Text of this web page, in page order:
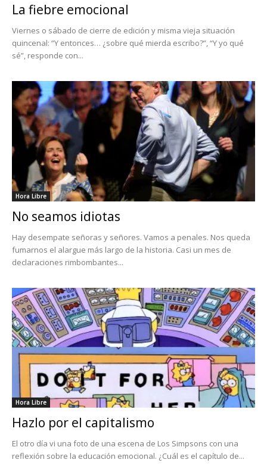
La fiebre emocional
Viernes o sábado de cierre de edición y misma vieja situación
quincenal: “Y entonces… ¿sobre qué mierda escribo?”, “Y yo qué
sé”, responde con...
Hora Libre
No seamos idiotas
Hay desempate señoras y señores. Vamos a penales. Nos queda
fumarnos el alargue más largo de la historia. Casi un mes de
declaraciones rimbombantes...
Hora Libre
Hazlo por el capitalismo
El otro día vi una foto de una escena de Los Simpsons con una
reflexión sobre la educación emocional. ¿Cuál es el capítulo de...